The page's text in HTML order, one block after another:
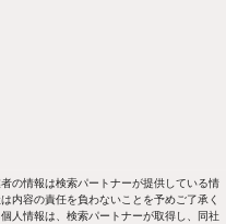
の情報は検索パートナーが提供している情
内容の責任を負わないことを予めご了承く
人情報は、検索パートナーが取得し、同社